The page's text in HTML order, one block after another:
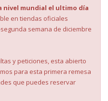
nivel mundial el ultimo día
en tiendas oficiales
semana de diciembre
y peticiones, esta abierto
para esta primera remesa
que puedes reservar